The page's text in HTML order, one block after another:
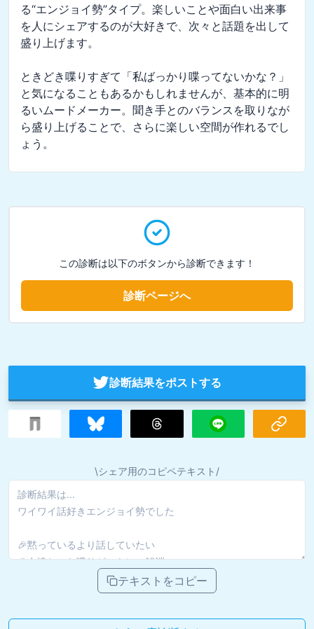
る“エンジョイ勢”タイプ。楽しいことや面白い出来事
を人にシェアするのが大好きで、次々と話題を出して
盛り上げます。
ときどき喋りすぎて「私ばっかり喋ってないかな？」
と気になることもあるかもしれませんが、基本的に明
るいムードメーカー。聞き手とのバランスを取りなが
ら盛り上げることで、さらに楽しい空間が作れるでし
ょう。
この診断は以下のボタンから診断できます！
診断ページへ
診断結果をポストする
\シェア用のコピペテキスト/
テキストをコピー